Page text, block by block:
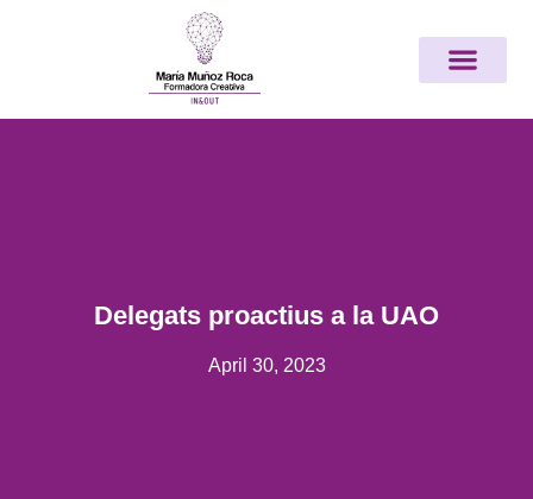
Delegats proactius a la UAO
April 30, 2023